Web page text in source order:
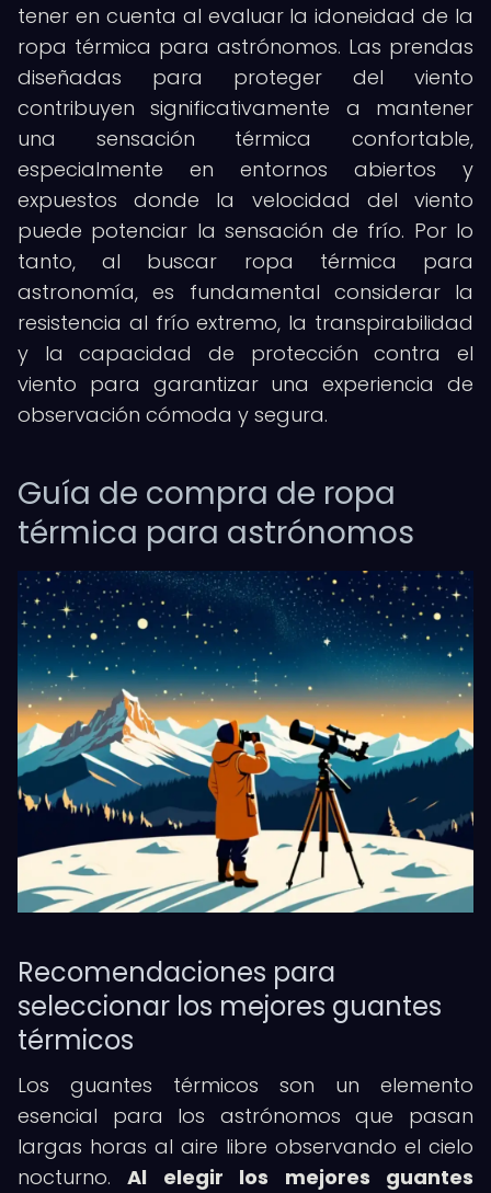
tener en cuenta al evaluar la idoneidad de la
ropa térmica para astrónomos. Las prendas
diseñadas para proteger del viento
contribuyen significativamente a mantener
una sensación térmica confortable,
especialmente en entornos abiertos y
expuestos donde la velocidad del viento
puede potenciar la sensación de frío. Por lo
tanto, al buscar ropa térmica para
astronomía, es fundamental considerar la
resistencia al frío extremo, la transpirabilidad
y la capacidad de protección contra el
viento para garantizar una experiencia de
observación cómoda y segura.
Guía de compra de ropa
térmica para astrónomos
Recomendaciones para
seleccionar los mejores guantes
térmicos
Los guantes térmicos son un elemento
esencial para los astrónomos que pasan
largas horas al aire libre observando el cielo
nocturno.Al elegir los mejores guantes